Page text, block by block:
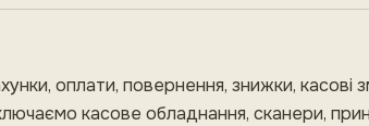
оплати, повернення, знижки, касові
касове обладнання, сканери,